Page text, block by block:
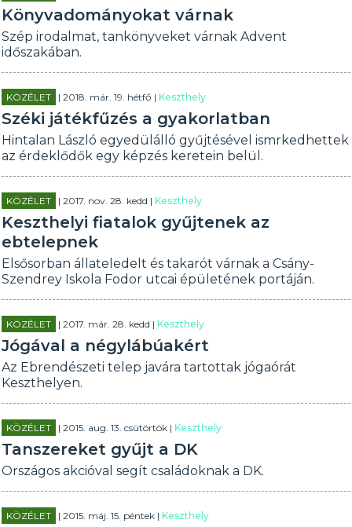
Könyvadományokat várnak
Szép irodalmat, tankönyveket várnak Advent
időszakában.
KÖZÉLET | 2018. már. 19. hétfő |Keszthely
Széki játékfűzés a gyakorlatban
Hintalan László egyedülálló gyűjtésével ismrkedhettek
az érdeklődők egy képzés keretein belül.
KÖZÉLET | 2017. nov. 28. kedd |Keszthely
Keszthelyi fiatalok gyűjtenek az
ebtelepnek
Elsősorban állateledelt és takarót várnak a Csány-
Szendrey Iskola Fodor utcai épületének portáján.
KÖZÉLET | 2017. már. 28. kedd |Keszthely
Jógával a négylábúakért
Az Ebrendészeti telep javára tartottak jógaórát
Keszthelyen.
KÖZÉLET | 2015. aug. 13. csütörtök |Keszthely
Tanszereket gyűjt a DK
Országos akcióval segít családoknak a DK.
KÖZÉLET | 2015. máj. 15. péntek |Keszthely